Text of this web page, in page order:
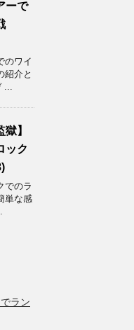
ーで
のワイ
紹介と
...
】
ック
でのラ
単な感
ラン